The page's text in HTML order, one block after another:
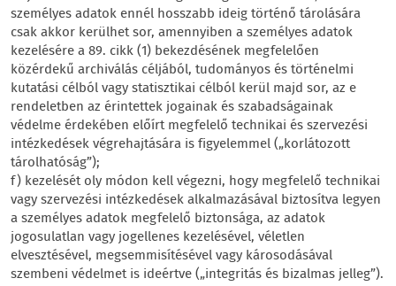
személyes adatok ennél hosszabb ideig történő tárolására
csak akkor kerülhet sor, amennyiben a személyes adatok
kezelésére a 89. cikk (1) bekezdésének megfelelően
közérdekű archiválás céljából, tudományos és történelmi
kutatási célból vagy statisztikai célból kerül majd sor, az e
rendeletben az érintettek jogainak és szabadságainak
védelme érdekében előírt megfelelő technikai és szervezési
intézkedések végrehajtására is figyelemmel („korlátozott
tárolhatóság”);
f) kezelését oly módon kell végezni, hogy megfelelő technikai
vagy szervezési intézkedések alkalmazásával biztosítva legyen
a személyes adatok megfelelő biztonsága, az adatok
jogosulatlan vagy jogellenes kezelésével, véletlen
elvesztésével, megsemmisítésével vagy károsodásával
szembeni védelmet is ideértve („integritás és bizalmas jelleg”).